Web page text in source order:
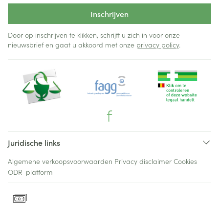
Inschrijven
Door op inschrijven te klikken, schrijft u zich in voor onze
nieuwsbrief en gaat u akkoord met onze privacy policy.
Juridische links
Algemene verkoopsvoorwaarden Privacy disclaimer Cookies
ODR-platform